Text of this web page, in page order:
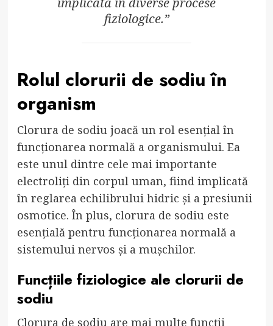
fiziologice.”
Rolul clorurii de sodiu în
organism
Clorura de sodiu joacă un rol esențial în
funcționarea normală a organismului. Ea
este unul dintre cele mai importante
electroliți din corpul uman, fiind implicată
în reglarea echilibrului hidric și a presiunii
osmotice. În plus, clorura de sodiu este
esențială pentru funcționarea normală a
sistemului nervos și a mușchilor.
Funcțiile fiziologice ale clorurii de
sodiu
Clorura de sodiu are mai multe funcții